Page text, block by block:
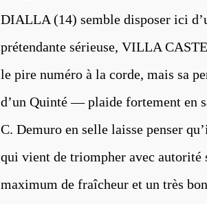
DIALLA (14) semble disposer ici
prétendante sérieuse, VILLA
le pire numéro à la corde, mais sa
d’un Quinté — plaide fortement en
C. Demuro en selle laisse penser
qui vient de triompher avec autorité
maximum de fraîcheur et un très